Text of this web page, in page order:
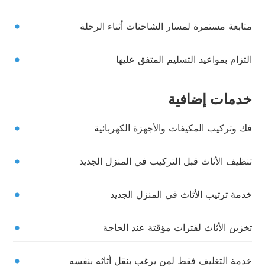
متابعة مستمرة لمسار الشاحنات أثناء الرحلة
التزام بمواعيد التسليم المتفق عليها
خدمات إضافية
فك وتركيب المكيفات والأجهزة الكهربائية
تنظيف الأثاث قبل التركيب في المنزل الجديد
خدمة ترتيب الأثاث في المنزل الجديد
تخزين الأثاث لفترات مؤقتة عند الحاجة
خدمة التغليف فقط لمن يرغب بنقل أثاثه بنفسه